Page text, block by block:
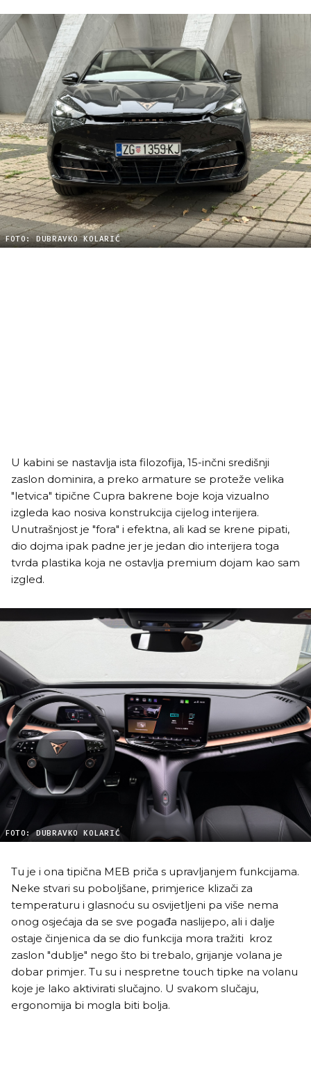
FOTO: DUBRAVKO KOLARIĆ
U kabini se nastavlja ista filozofija, 15-inčni središnji
zaslon dominira, a preko armature se proteže velika
"letvica" tipične Cupra bakrene boje koja vizualno
izgleda kao nosiva konstrukcija cijelog interijera.
Unutrašnjost je "fora" i efektna, ali kad se krene pipati,
dio dojma ipak padne jer je jedan dio interijera toga
tvrda plastika koja ne ostavlja premium dojam kao sam
izgled.
FOTO: DUBRAVKO KOLARIĆ
Tu je i ona tipična MEB priča s upravljanjem funkcijama.
Neke stvari su poboljšane, primjerice klizači za
temperaturu i glasnoću su osvijetljeni pa više nema
onog osjećaja da se sve pogađa naslijepo, ali i dalje
ostaje činjenica da se dio funkcija mora tražiti kroz
zaslon "dublje" nego što bi trebalo, grijanje volana je
dobar primjer. Tu su i nespretne touch tipke na volanu
koje je lako aktivirati slučajno. U svakom slučaju,
ergonomija bi mogla biti bolja.